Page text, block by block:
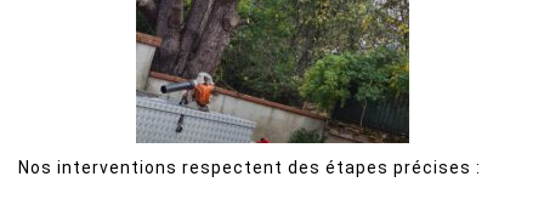
Nos interventions respectent des étapes précises :